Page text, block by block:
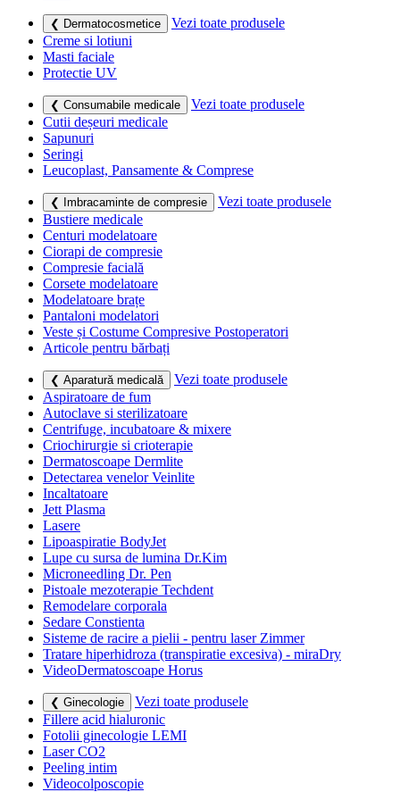
❮ Dermatocosmetice
Vezi toate produsele
Creme si lotiuni
Masti faciale
Protectie UV
❮ Consumabile medicale
Vezi toate produsele
Cutii deșeuri medicale
Sapunuri
Seringi
Leucoplast, Pansamente & Comprese
❮ Imbracaminte de compresie
Vezi toate produsele
Bustiere medicale
Centuri modelatoare
Ciorapi de compresie
Compresie facială
Corsete modelatoare
Modelatoare brațe
Pantaloni modelatori
Veste și Costume Compresive Postoperatori
Articole pentru bărbați
❮ Aparatură medicală
Vezi toate produsele
Aspiratoare de fum
Autoclave si sterilizatoare
Centrifuge, incubatoare & mixere
Criochirurgie si crioterapie
Dermatoscoape Dermlite
Detectarea venelor Veinlite
Incaltatoare
Jett Plasma
Lasere
Lipoaspiratie BodyJet
Lupe cu sursa de lumina Dr.Kim
Microneedling Dr. Pen
Pistoale mezoterapie Techdent
Remodelare corporala
Sedare Constienta
Sisteme de racire a pielii - pentru laser Zimmer
Tratare hiperhidroza (transpiratie excesiva) - miraDry
VideoDermatoscoape Horus
❮ Ginecologie
Vezi toate produsele
Fillere acid hialuronic
Fotolii ginecologie LEMI
Laser CO2
Peeling intim
Videocolposcopie